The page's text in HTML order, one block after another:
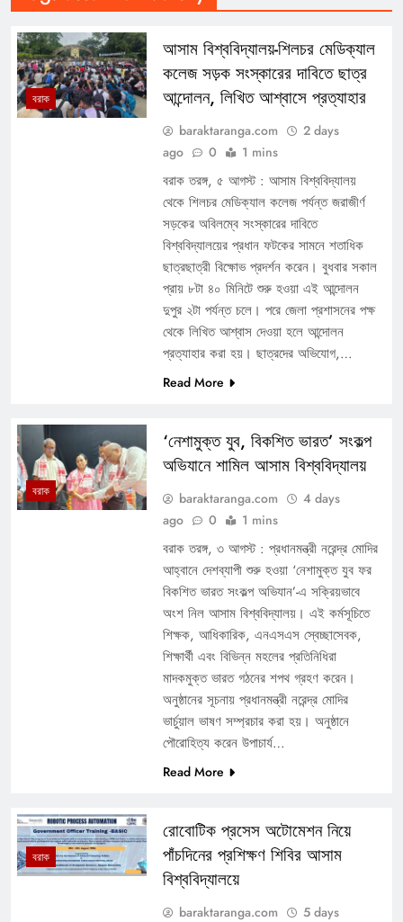
বরাক
আসাম বিশ্ববিদ্যালয়-শিলচর মেডিক্যাল
কলেজ সড়ক সংস্কারের দাবিতে ছাত্র
আন্দোলন, লিখিত আশ্বাসে প্রত্যাহার
baraktaranga.com
2 days
ago
0 1 mins
বরাক তরঙ্গ, ৫ আগস্ট : আসাম বিশ্ববিদ্যালয়
থেকে শিলচর মেডিক্যাল কলেজ পর্যন্ত জরাজীর্ণ
সড়কের অবিলম্বে সংস্কারের দাবিতে
বিশ্ববিদ্যালয়ের প্রধান ফটকের সামনে শতাধিক
ছাত্রছাত্রী বিক্ষোভ প্রদর্শন করেন। বুধবার সকাল
প্রায় ৮টা ৪০ মিনিটে শুরু হওয়া এই আন্দোলন
দুপুর ২টা পর্যন্ত চলে। পরে জেলা প্রশাসনের পক্ষ
থেকে লিখিত আশ্বাস দেওয়া হলে আন্দোলন
প্রত্যাহার করা হয়। ছাত্রদের অভিযোগ,…
Read More
বরাক
‘নেশামুক্ত যুব, বিকশিত ভারত’ সংকল্প
অভিযানে শামিল আসাম বিশ্ববিদ্যালয়
baraktaranga.com
4 days
ago
0 1 mins
বরাক তরঙ্গ, ৩ আগস্ট : প্রধানমন্ত্রী নরেন্দ্র মোদির
আহ্বানে দেশব্যাপী শুরু হওয়া ‘নেশামুক্ত যুব ফর
বিকশিত ভারত সংকল্প অভিযান’-এ সক্রিয়ভাবে
অংশ নিল আসাম বিশ্ববিদ্যালয়। এই কর্মসূচিতে
শিক্ষক, আধিকারিক, এনএসএস স্বেচ্ছাসেবক,
শিক্ষার্থী এবং বিভিন্ন মহলের প্রতিনিধিরা
মাদকমুক্ত ভারত গঠনের শপথ গ্রহণ করেন।
অনুষ্ঠানের সূচনায় প্রধানমন্ত্রী নরেন্দ্র মোদির
ভার্চুয়াল ভাষণ সম্প্রচার করা হয়। অনুষ্ঠানে
পৌরোহিত্য করেন উপাচার্য…
Read More
বরাক
রোবোটিক প্রসেস অটোমেশন নিয়ে
পাঁচদিনের প্রশিক্ষণ শিবির আসাম
বিশ্ববিদ্যালয়ে
baraktaranga.com
5 days